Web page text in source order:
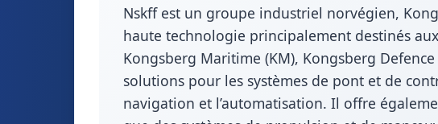
Nskff est un groupe industriel norvégien,
haute technologie principalement destinés
Kongsberg Maritime (KM), Kongsberg
solutions pour les systèmes de pont et de
navigation et l’automatisation. Il offre